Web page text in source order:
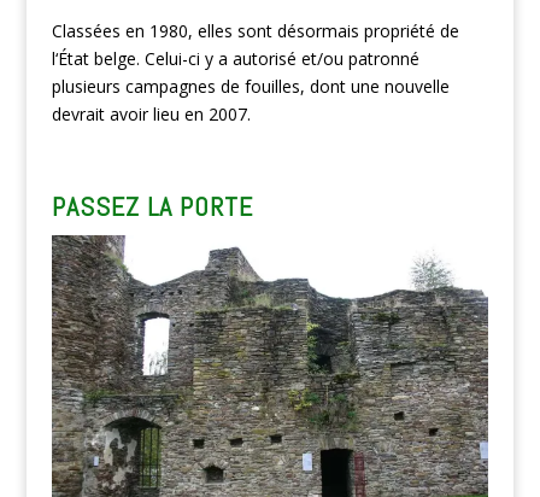
Classées en 1980, elles sont désormais propriété de
l‘État belge. Celui-ci y a autorisé et/ou patronné
plusieurs campagnes de fouilles, dont une nouvelle
devrait avoir lieu en 2007.
PASSEZ LA PORTE